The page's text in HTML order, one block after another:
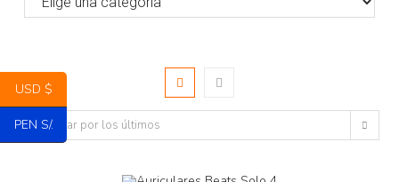
Ordenar por los últimos
USD $
PEN S/.